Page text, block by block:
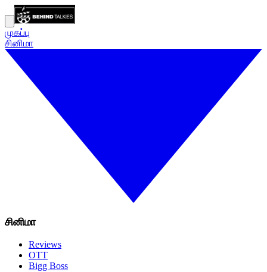
முகப்பு
சினிமா
சினிமா
Reviews
OTT
Bigg Boss